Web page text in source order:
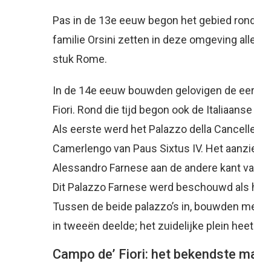
Pas in de 13e eeuw begon het gebied
familie Orsini zetten in deze omgeving
stuk Rome.
In de 14e eeuw bouwden gelovigen de
Fiori. Rond die tijd begon ook de
Als eerste werd het Palazzo della
Camerlengo van Paus Sixtus IV. Het
Alessandro Farnese aan de andere kant
Dit Palazzo Farnese werd beschouwd
Tussen de beide palazzo’s in, bouwden
in tweeën deelde; het zuidelijke plein
Campo de’ Fiori: het bekendste